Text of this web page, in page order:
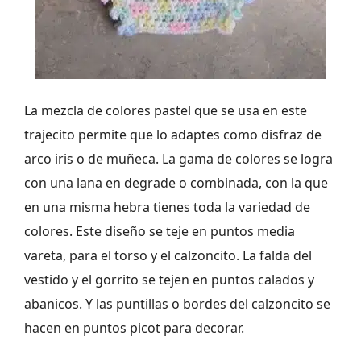
La mezcla de colores pastel que se usa en este
trajecito permite que lo adaptes como disfraz de
arco iris o de muñeca. La gama de colores se logra
con una lana en degrade o combinada, con la que
en una misma hebra tienes toda la variedad de
colores. Este diseño se teje en puntos media
vareta, para el torso y el calzoncito. La falda del
vestido y el gorrito se tejen en puntos calados y
abanicos. Y las puntillas o bordes del calzoncito se
hacen en puntos picot para decorar.